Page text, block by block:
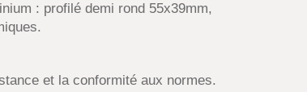
: profilé demi rond 55x39mm,
et la conformité aux normes.